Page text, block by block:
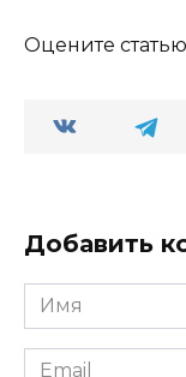
Оцените статью
Добавить
Имя
*
Email